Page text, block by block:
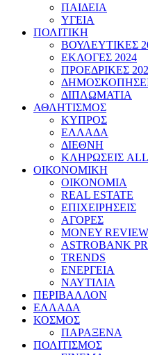
ΠΑΙΔΕΙΑ
ΥΓΕΙΑ
ΠΟΛΙΤΙΚΗ
ΒΟΥΛΕΥΤΙΚΕΣ
ΕΚΛΟΓΕΣ 2024
ΠΡΟΕΔΡΙΚΕΣ
ΔΙΠΛΩΜΑΤΙΑ
ΑΘΛΗΤΙΣΜΟΣ
ΚΥΠΡΟΣ
ΕΛΛΑΔΑ
ΔΙΕΘΝΗ
ΚΛΗΡΩΣΕΙΣ
ΟΙΚΟΝΟΜΙΚΗ
ΟΙΚΟΝΟΜΙΑ
REAL ESTATE
ΕΠΙΧΕΙΡΗΣΕΙΣ
ΑΓΟΡΕΣ
MONEY REVIEW
ASTROBANK
TRENDS
ΕΝΕΡΓΕΙΑ
ΝΑΥΤΙΛΙΑ
ΠΕΡΙΒΑΛΛΟΝ
ΕΛΛΑΔΑ
ΚΟΣΜΟΣ
ΠΑΡΑΞΕΝΑ
ΠΟΛΙΤΙΣΜΟΣ